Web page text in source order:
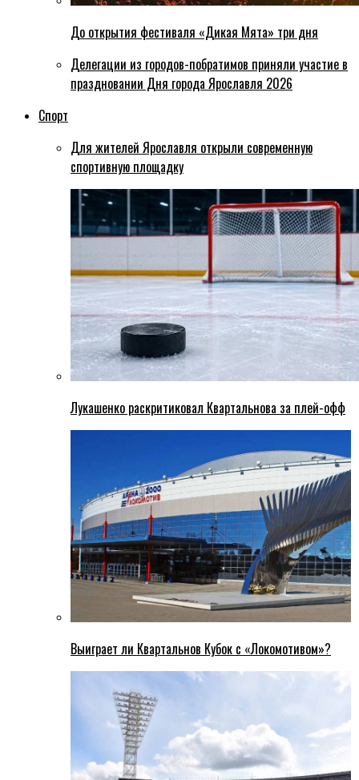
До открытия фестиваля «Дикая Мята» три дня
Делегации из городов-побратимов приняли участие в
праздновании Дня города Ярославля 2026
Спорт
Для жителей Ярославля открыли современную
спортивную площадку
Лукашенко раскритиковал Квартальнова за плей-офф
Выиграет ли Квартальнов Кубок с «Локомотивом»?